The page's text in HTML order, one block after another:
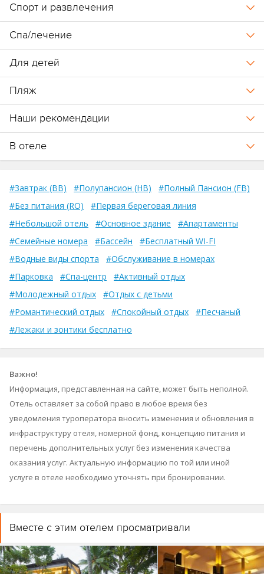
Спорт и развлечения
Спа/лечение
Для детей
Пляж
Наши рекомендации
В отеле
#Завтрак (BB) #Полупансион (HB)
#Полный Пансион (FB)
#Без питания (RO)
#Первая береговая линия
#Небольшой отель
#Основное здание
#Апартаменты
#Семейные номера
#Бассейн
#Бесплатный WI-FI
#Водные виды спорта
#Обслуживание в номерах
#Парковка
#Спа-центр
#Активный отдых
#Молодежный отдых
#Отдых с детьми
#Романтический отдых
#Спокойный отдых
#Песчаный
#Лежаки и зонтики бесплатно
Важно!
Информация, представленная на сайте, может быть неполной.
Отель оставляет за собой право в любое время без
уведомления туроператора вносить изменения и обновления в
инфраструктуру отеля, номерной фонд, концепцию питания и
перечень дополнительных услуг без изменения качества
оказания услуг. Актуальную информацию по той или иной
услуге в отеле необходимо уточнять при бронировании.
Вместе с этим отелем просматривали